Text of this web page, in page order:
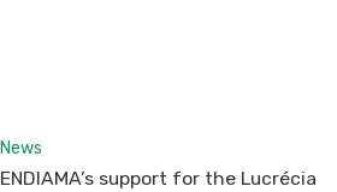
News
ENDIAMA’s support for the Lucrécia